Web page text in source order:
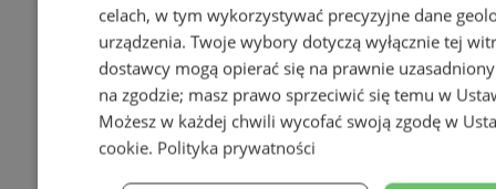
celach, w tym wykorzystywać precyzyjne dane
urządzenia. Twoje wybory dotyczą wyłącznie tej
dostawcy mogą opierać się na prawnie
na zgodzie; masz prawo sprzeciwić się temu w
Możesz w każdej chwili wycofać swoją zgodę w
cookie. Polityka prywatności